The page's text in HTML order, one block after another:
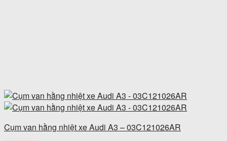
Cụm van hằng nhiệt xe Audi A3 – 03C121026AR